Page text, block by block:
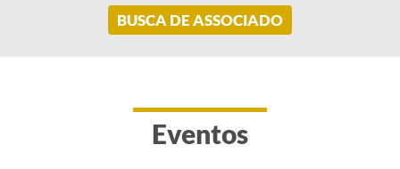
BUSCA DE ASSOCIADO
Eventos